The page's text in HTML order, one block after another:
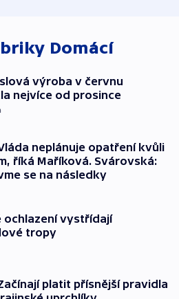
Domácí
výroba v červnu
nejvíce od prosince
neplánuje opatření kvůli
říká Maříková. Svárovská:
se na následky
ochlazení vystřídají
tropy
platit přísnější pravidla